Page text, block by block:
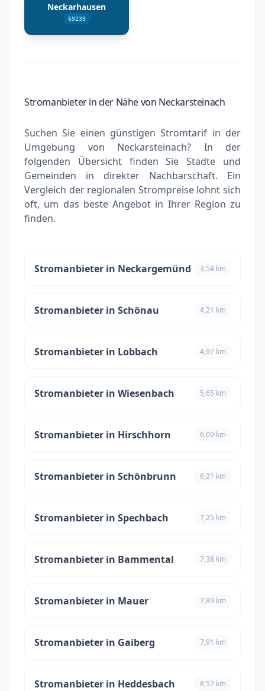
Neckarhausen
69239
Stromanbieter in der Nähe von Neckarsteinach
Suchen Sie einen günstigen Stromtarif in der
Umgebung von Neckarsteinach? In der
folgenden Übersicht finden Sie Städte und
Gemeinden in direkter Nachbarschaft. Ein
Vergleich der regionalen Strompreise lohnt sich
oft, um das beste Angebot in Ihrer Region zu
finden.
Stromanbieter in Neckargemünd 3,54 km
Stromanbieter in Schönau 4,21 km
Stromanbieter in Lobbach 4,97 km
Stromanbieter in Wiesenbach 5,65 km
Stromanbieter in Hirschhorn 6,09 km
Stromanbieter in Schönbrunn 6,21 km
Stromanbieter in Spechbach 7,25 km
Stromanbieter in Bammental 7,38 km
Stromanbieter in Mauer 7,89 km
Stromanbieter in Gaiberg 7,91 km
Stromanbieter in Heddesbach 8,57 km